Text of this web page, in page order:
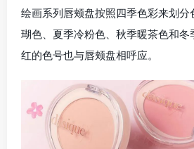
绘画系列唇颊盘按照四季色彩来划
瑚色、夏季冷粉色、秋季暖茶色和
红的色号也与唇颊盘相呼应。